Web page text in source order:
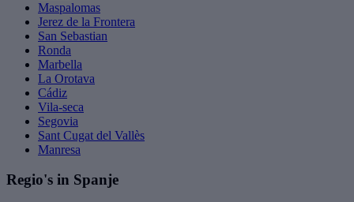
Maspalomas
Jerez de la Frontera
San Sebastian
Ronda
Marbella
La Orotava
Cádiz
Vila-seca
Segovia
Sant Cugat del Vallès
Manresa
Regio's in Spanje